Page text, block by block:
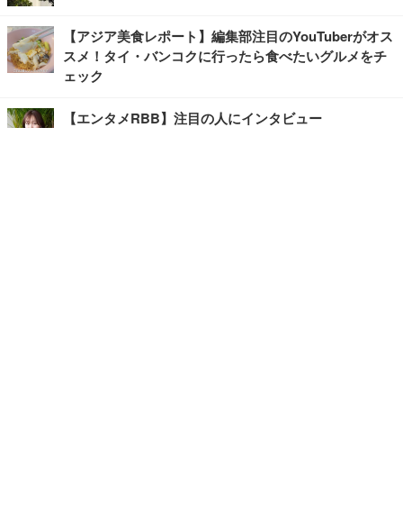
【アジア美食レポート】編集部注目のYouTuberがオス
スメ！タイ・バンコクに行ったら食べたいグルメをチ
ェック
【エンタメRBB】注目の人にインタビュー